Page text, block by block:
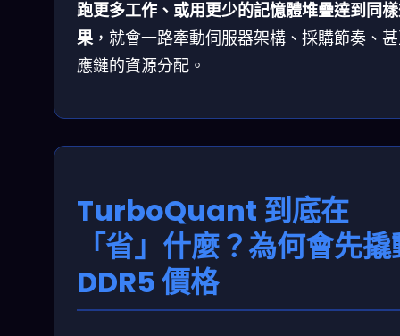
跑更多工作、或用更少的記憶體堆疊達到同
果，就會一路牽動伺服器架構、採購節奏、
應鏈的資源分配。
TurboQuant 到底在
「省」什麼？為何會先
DDR5 價格